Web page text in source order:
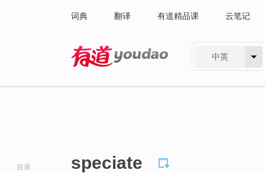
词典 翻译 有道精品课 云笔记
中英
目录 speciate